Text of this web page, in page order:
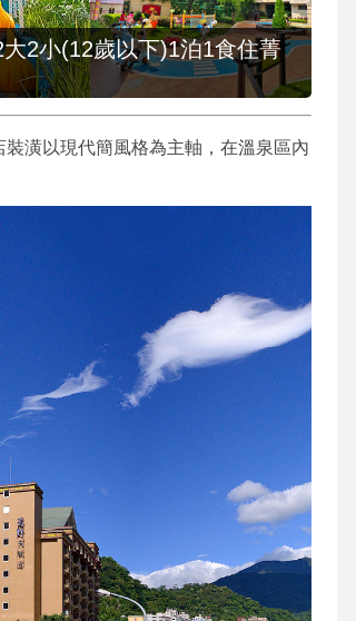
2小(12歲以下)1泊1食住菁
潢以現代簡風格為主軸，在溫泉區內